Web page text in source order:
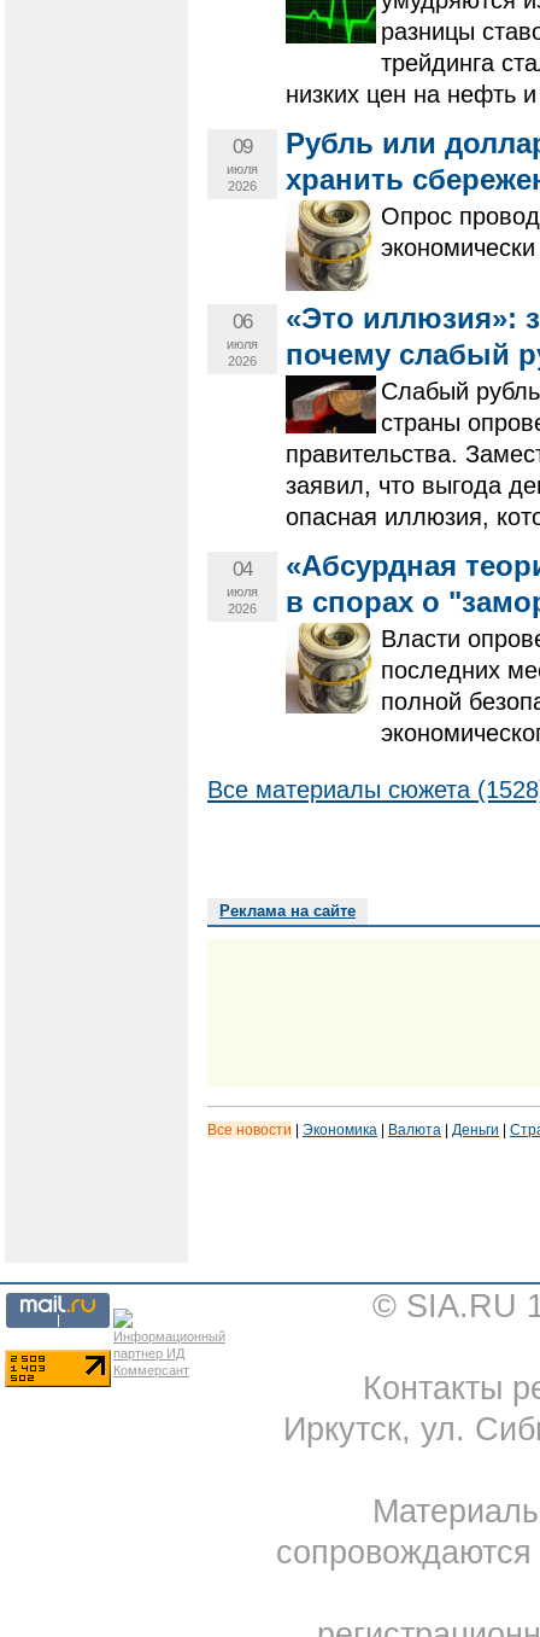
разницы
трейдинга
низких цен на нефть
09
июля
2026
Рубль или
хранить
Опрос
06
июля
2026
«Это иллюзия»:
почему слабый
Слабый
страны
правительства.
заявил, что выгода
опасная иллюзия,
04
июля
2026
«Абсурдная
в спорах о
Власти
последних
полной
Все материалы сюжета
Реклама на сайте
Все новости Экономика Валюта Деньги
© SIA.RU
Контакты
Иркутск, ул.